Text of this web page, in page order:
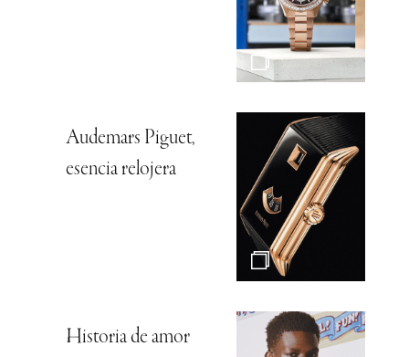
Audemars Piguet,
esencia relojera
Historia de amor